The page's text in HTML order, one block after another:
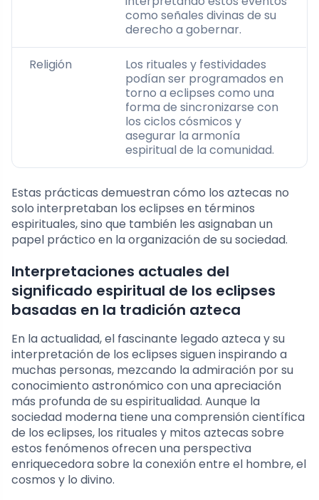
como señales divinas de su
derecho a gobernar.
Religión
Los rituales y festividades
podían ser programados en
torno a eclipses como una
forma de sincronizarse con
los ciclos cósmicos y
asegurar la armonía
espiritual de la comunidad.
Estas prácticas demuestran cómo los aztecas no
solo interpretaban los eclipses en términos
espirituales, sino que también les asignaban un
papel práctico en la organización de su sociedad.
Interpretaciones actuales del
significado espiritual de los eclipses
basadas en la tradición azteca
En la actualidad, el fascinante legado azteca y su
interpretación de los eclipses siguen inspirando a
muchas personas, mezcando la admiración por su
conocimiento astronómico con una apreciación
más profunda de su espiritualidad. Aunque la
sociedad moderna tiene una comprensión científica
de los eclipses, los rituales y mitos aztecas sobre
estos fenómenos ofrecen una perspectiva
enriquecedora sobre la conexión entre el hombre, el
cosmos y lo divino.